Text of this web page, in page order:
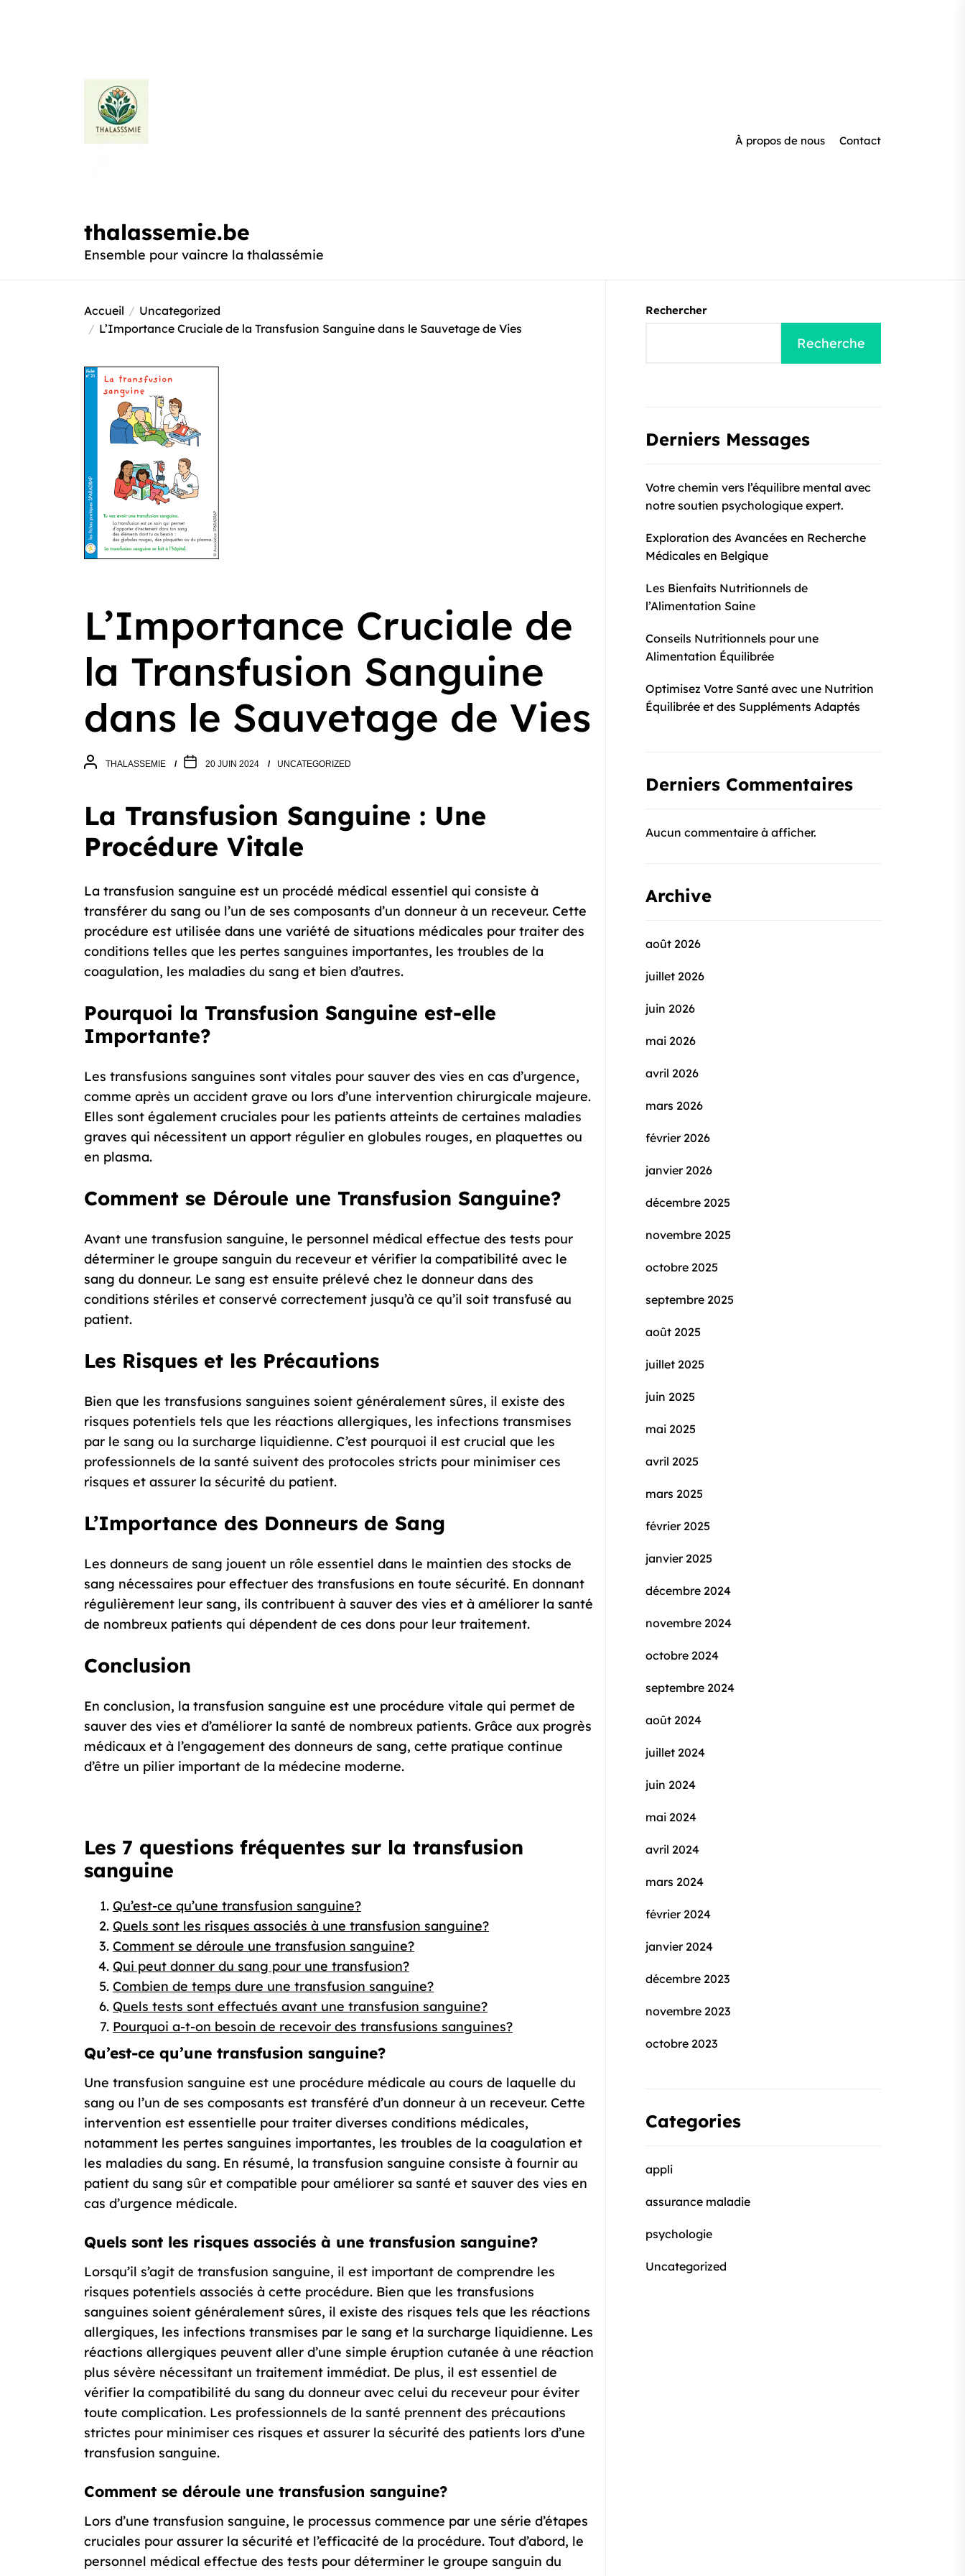
thalassemie.be
thalassemie.be
Ensemble pour vaincre la thalassémie
À propos de nous Contact
Accueil
Uncategorized
L’Importance Cruciale de la Transfusion Sanguine dans le Sauvetage de Vies
L’Importance Cruciale de
la Transfusion Sanguine
dans le Sauvetage de Vies
THALASSEMIE 20 JUIN 2024 UNCATEGORIZED
La Transfusion Sanguine : Une
Procédure Vitale
La transfusion sanguine est un procédé médical essentiel qui consiste à
transférer du sang ou l’un de ses composants d’un donneur à un receveur. Cette
procédure est utilisée dans une variété de situations médicales pour traiter des
conditions telles que les pertes sanguines importantes, les troubles de la
coagulation, les maladies du sang et bien d’autres.
Pourquoi la Transfusion Sanguine est-elle
Importante?
Les transfusions sanguines sont vitales pour sauver des vies en cas d’urgence,
comme après un accident grave ou lors d’une intervention chirurgicale majeure.
Elles sont également cruciales pour les patients atteints de certaines maladies
graves qui nécessitent un apport régulier en globules rouges, en plaquettes ou
en plasma.
Comment se Déroule une Transfusion Sanguine?
Avant une transfusion sanguine, le personnel médical effectue des tests pour
déterminer le groupe sanguin du receveur et vérifier la compatibilité avec le
sang du donneur. Le sang est ensuite prélevé chez le donneur dans des
conditions stériles et conservé correctement jusqu’à ce qu’il soit transfusé au
patient.
Les Risques et les Précautions
Bien que les transfusions sanguines soient généralement sûres, il existe des
risques potentiels tels que les réactions allergiques, les infections transmises
par le sang ou la surcharge liquidienne. C’est pourquoi il est crucial que les
professionnels de la santé suivent des protocoles stricts pour minimiser ces
risques et assurer la sécurité du patient.
L’Importance des Donneurs de Sang
Les donneurs de sang jouent un rôle essentiel dans le maintien des stocks de
sang nécessaires pour effectuer des transfusions en toute sécurité. En donnant
régulièrement leur sang, ils contribuent à sauver des vies et à améliorer la santé
de nombreux patients qui dépendent de ces dons pour leur traitement.
Conclusion
En conclusion, la transfusion sanguine est une procédure vitale qui permet de
sauver des vies et d’améliorer la santé de nombreux patients. Grâce aux progrès
médicaux et à l’engagement des donneurs de sang, cette pratique continue
d’être un pilier important de la médecine moderne.
Les 7 questions fréquentes sur la transfusion
sanguine
Qu’est-ce qu’une transfusion sanguine?
Quels sont les risques associés à une transfusion sanguine?
Comment se déroule une transfusion sanguine?
Qui peut donner du sang pour une transfusion?
Combien de temps dure une transfusion sanguine?
Quels tests sont effectués avant une transfusion sanguine?
Pourquoi a-t-on besoin de recevoir des transfusions sanguines?
Qu’est-ce qu’une transfusion sanguine?
Une transfusion sanguine est une procédure médicale au cours de laquelle du
sang ou l’un de ses composants est transféré d’un donneur à un receveur. Cette
intervention est essentielle pour traiter diverses conditions médicales,
notamment les pertes sanguines importantes, les troubles de la coagulation et
les maladies du sang. En résumé, la transfusion sanguine consiste à fournir au
patient du sang sûr et compatible pour améliorer sa santé et sauver des vies en
cas d’urgence médicale.
Quels sont les risques associés à une transfusion sanguine?
Lorsqu’il s’agit de transfusion sanguine, il est important de comprendre les
risques potentiels associés à cette procédure. Bien que les transfusions
sanguines soient généralement sûres, il existe des risques tels que les réactions
allergiques, les infections transmises par le sang et la surcharge liquidienne. Les
réactions allergiques peuvent aller d’une simple éruption cutanée à une réaction
plus sévère nécessitant un traitement immédiat. De plus, il est essentiel de
vérifier la compatibilité du sang du donneur avec celui du receveur pour éviter
toute complication. Les professionnels de la santé prennent des précautions
strictes pour minimiser ces risques et assurer la sécurité des patients lors d’une
transfusion sanguine.
Comment se déroule une transfusion sanguine?
Lors d’une transfusion sanguine, le processus commence par une série d’étapes
cruciales pour assurer la sécurité et l’efficacité de la procédure. Tout d’abord, le
personnel médical effectue des tests pour déterminer le groupe sanguin du
Rechercher
Recherche
Derniers Messages
Votre chemin vers l’équilibre mental avec
notre soutien psychologique expert.
Exploration des Avancées en Recherche
Médicales en Belgique
Les Bienfaits Nutritionnels de
l’Alimentation Saine
Conseils Nutritionnels pour une
Alimentation Équilibrée
Optimisez Votre Santé avec une Nutrition
Équilibrée et des Suppléments Adaptés
Derniers Commentaires
Aucun commentaire à afficher.
Archive
août 2026
juillet 2026
juin 2026
mai 2026
avril 2026
mars 2026
février 2026
janvier 2026
décembre 2025
novembre 2025
octobre 2025
septembre 2025
août 2025
juillet 2025
juin 2025
mai 2025
avril 2025
mars 2025
février 2025
janvier 2025
décembre 2024
novembre 2024
octobre 2024
septembre 2024
août 2024
juillet 2024
juin 2024
mai 2024
avril 2024
mars 2024
février 2024
janvier 2024
décembre 2023
novembre 2023
octobre 2023
Categories
appli
assurance maladie
psychologie
Uncategorized